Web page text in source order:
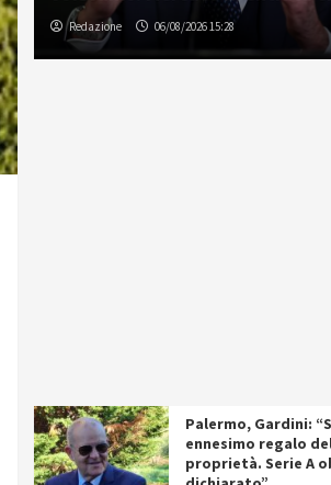
Redazione 06/08/2026 15:28
Palermo, Gardini:
ennesimo regalo
proprietà. Serie A